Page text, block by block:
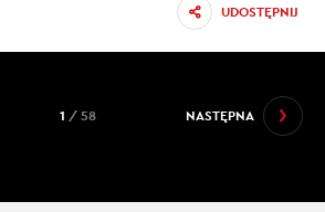
UDOSTĘPNIJ
NASTĘPNA
1 / 58